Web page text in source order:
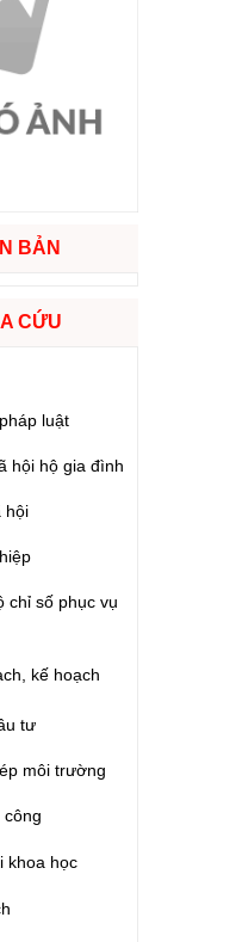
cấp nhiệm kỳ 2026 - 2031
BẢN
CỨU
luật
hội hộ gia đình
hội
chỉ số phục vụ
kế hoạch
tư
môi trường
khoa học